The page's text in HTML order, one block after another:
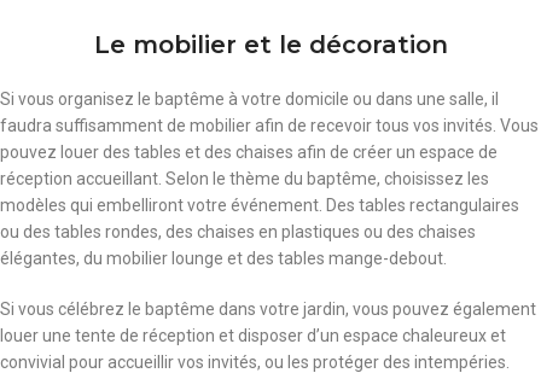
Le mobilier et le décoration
Si vous organisez le baptême à votre domicile ou dans une salle, il
faudra suffisamment de mobilier afin de recevoir tous vos invités. Vous
pouvez louer des tables et des chaises afin de créer un espace de
réception accueillant. Selon le thème du baptême, choisissez les
modèles qui embelliront votre événement. Des tables rectangulaires
ou des tables rondes, des chaises en plastiques ou des chaises
élégantes, du mobilier lounge et des tables mange-debout.
Si vous célébrez le baptême dans votre jardin, vous pouvez également
louer une tente de réception et disposer d’un espace chaleureux et
convivial pour accueillir vos invités, ou les protéger des intempéries.